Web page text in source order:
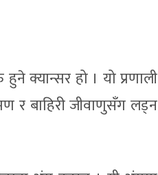
क्यान्सर हो । यो प्रणाली
र बाहिरी जीवाणुसँग लड्न